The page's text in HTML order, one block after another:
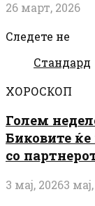
26 март, 2026
Следете не
Стандард
ХОРОСКОП
Голем
Биковите
со
3 мај, 20263